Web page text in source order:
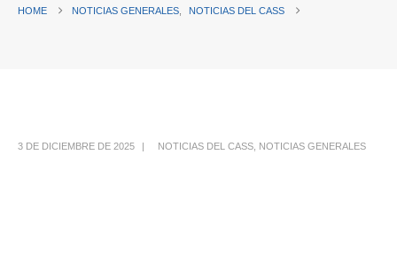
HOME NOTICIAS GENERALES NOTICIAS DEL CASS
3 DE DICIEMBRE DE 2025 NOTICIAS DEL CASS NOTICIAS GENERALES